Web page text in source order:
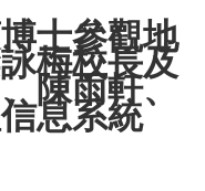
士參觀地
梅校長及
陳雨軒、
息系統